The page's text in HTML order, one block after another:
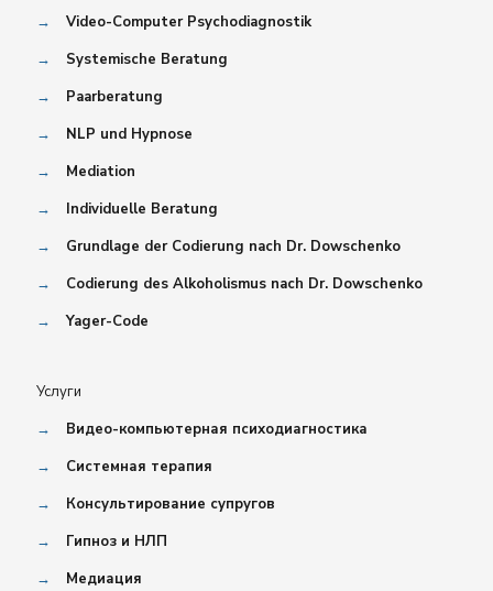
→
Video-Computer Psychodiagnostik
→
Systemische Beratung
→
Paarberatung
→
NLP und Hypnose
→
Mediation
→
Individuelle Beratung
→
Grundlage der Codierung nach Dr. Dowschenko
→
Codierung des Alkoholismus nach Dr. Dowschenko
→
Yager-Code
Услуги
→
Видео-компьютерная психодиагностика
→
Системная терапия
→
Консультирование супругов
→
Гипноз и НЛП
→
Медиация